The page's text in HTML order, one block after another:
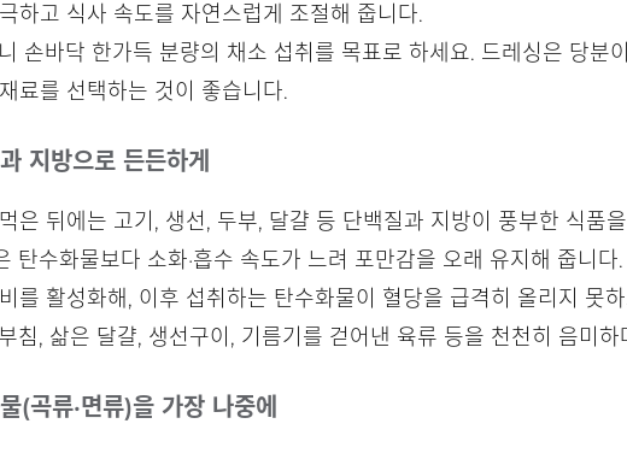
하고 식사 속도를 자연스럽게 조절해 줍니다.
손바닥 한가득 분량의 채소 섭취를 목표로 하세요. 드레싱은 당분
료를 선택하는 것이 좋습니다.
지방으로 든든하게
은 뒤에는 고기, 생선, 두부, 달걀 등 단백질과 지방이 풍부한 식품
탄수화물보다 소화·흡수 속도가 느려 포만감을 오래 유지해 줍니
를 활성화해, 이후 섭취하는 탄수화물이 혈당을 급격히 올리지 못
침, 삶은 달걀, 생선구이, 기름기를 걷어낸 육류 등을 천천히 음미하
(곡류·면류)을 가장 나중에